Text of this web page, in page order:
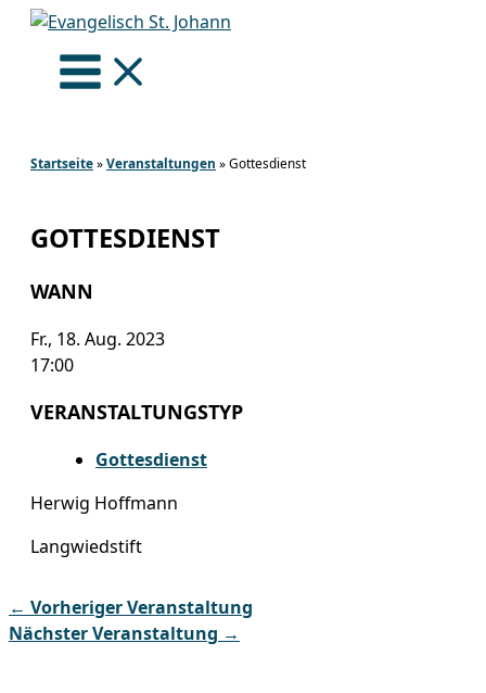
Zum
springen
Startseite»Veranstaltungen »Gottesdienst
GOTTESDIENST
WANN
Fr., 18. Aug. 2023
17:00
VERANSTALTUNGSTYP
Gottesdienst
Herwig Hoffmann
Langwiedstift
← Vorheriger Veranstaltung
Nächster Veranstaltung →